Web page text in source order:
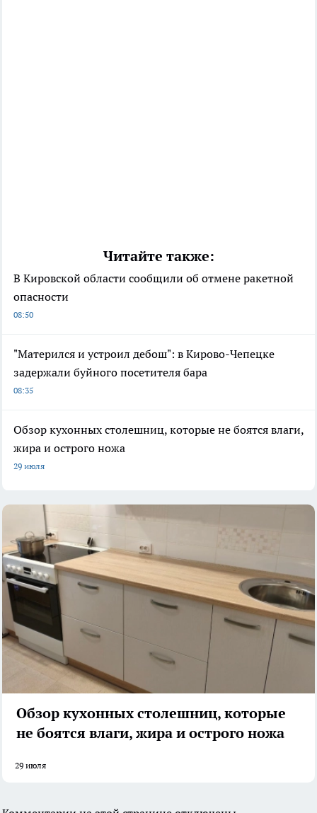
Читайте также:
В Кировской области сообщили об отмене ракетной
опасности
08:50
"Матерился и устроил дебош": в Кирово-Чепецке
задержали буйного посетителя бара
08:35
Обзор кухонных столешниц, которые не боятся влаги,
жира и острого ножа
29 июля
Обзор кухонных столешниц, которые
не боятся влаги, жира и острого ножа
29 июля